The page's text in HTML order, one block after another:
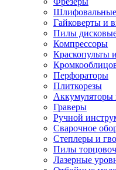
Гайковерты и
Пилы
Компрессоры
Краскопульты
Перфораторы
Плиткорезы
Аккумуляторы
Граверы
Ручной
Сварочное
Степлеры и
Пилы
Лазерные